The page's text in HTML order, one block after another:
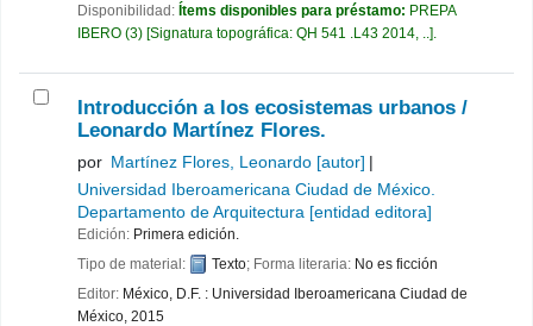
Disponibilidad: Ítems disponibles para préstamo: PREPA
IBERO (3) Signatura topográfica: QH 541 .L43 2014, .. .
Introducción a los ecosistemas urbanos /
Leonardo Martínez Flores.
por Martínez Flores, Leonardo [autor]
Universidad Iberoamericana Ciudad de México.
Departamento de Arquitectura [entidad editora]
Edición: Primera edición.
Tipo de material:
Texto; Forma literaria: No es ficción
Editor: México, D.F. : Universidad Iberoamericana Ciudad de
México, 2015